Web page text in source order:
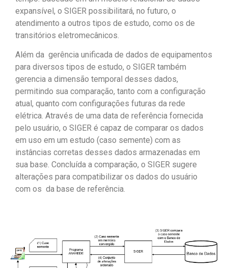
expansível, o SIGER possibilitará, no futuro, o
atendimento a outros tipos de estudo, como os de
transitórios eletromecânicos.
Além da gerência unificada de dados de equipamentos
para diversos tipos de estudo, o SIGER também
gerencia a dimensão temporal desses dados,
permitindo sua comparação, tanto com a configuração
atual, quanto com configurações futuras da rede
elétrica. Através de uma data de referência fornecida
pelo usuário, o SIGER é capaz de comparar os dados
em uso em um estudo (caso semente) com as
instâncias corretas desses dados armazenadas em
sua base. Concluída a comparação, o SIGER sugere
alterações para compatibilizar os dados do usuário
com os da base de referência.